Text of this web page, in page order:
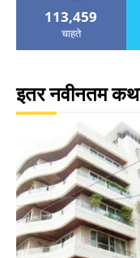
113,459
चाहते
इतर नवीनतम